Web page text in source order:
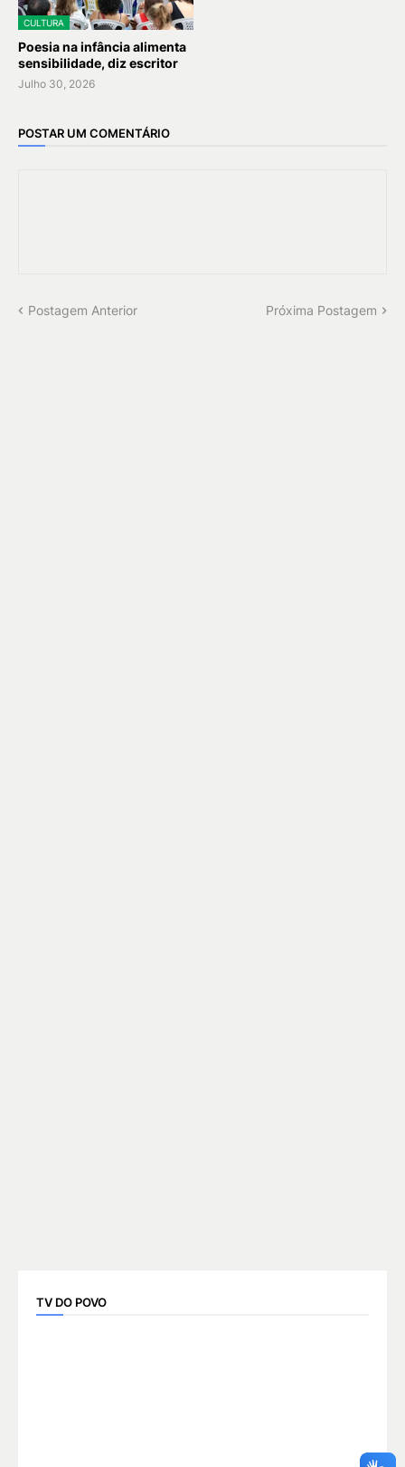
CULTURA
Poesia na infância alimenta
sensibilidade, diz escritor
Julho 30, 2026
POSTAR UM COMENTÁRIO
Postagem Anterior Próxima Postagem
TV DO POVO